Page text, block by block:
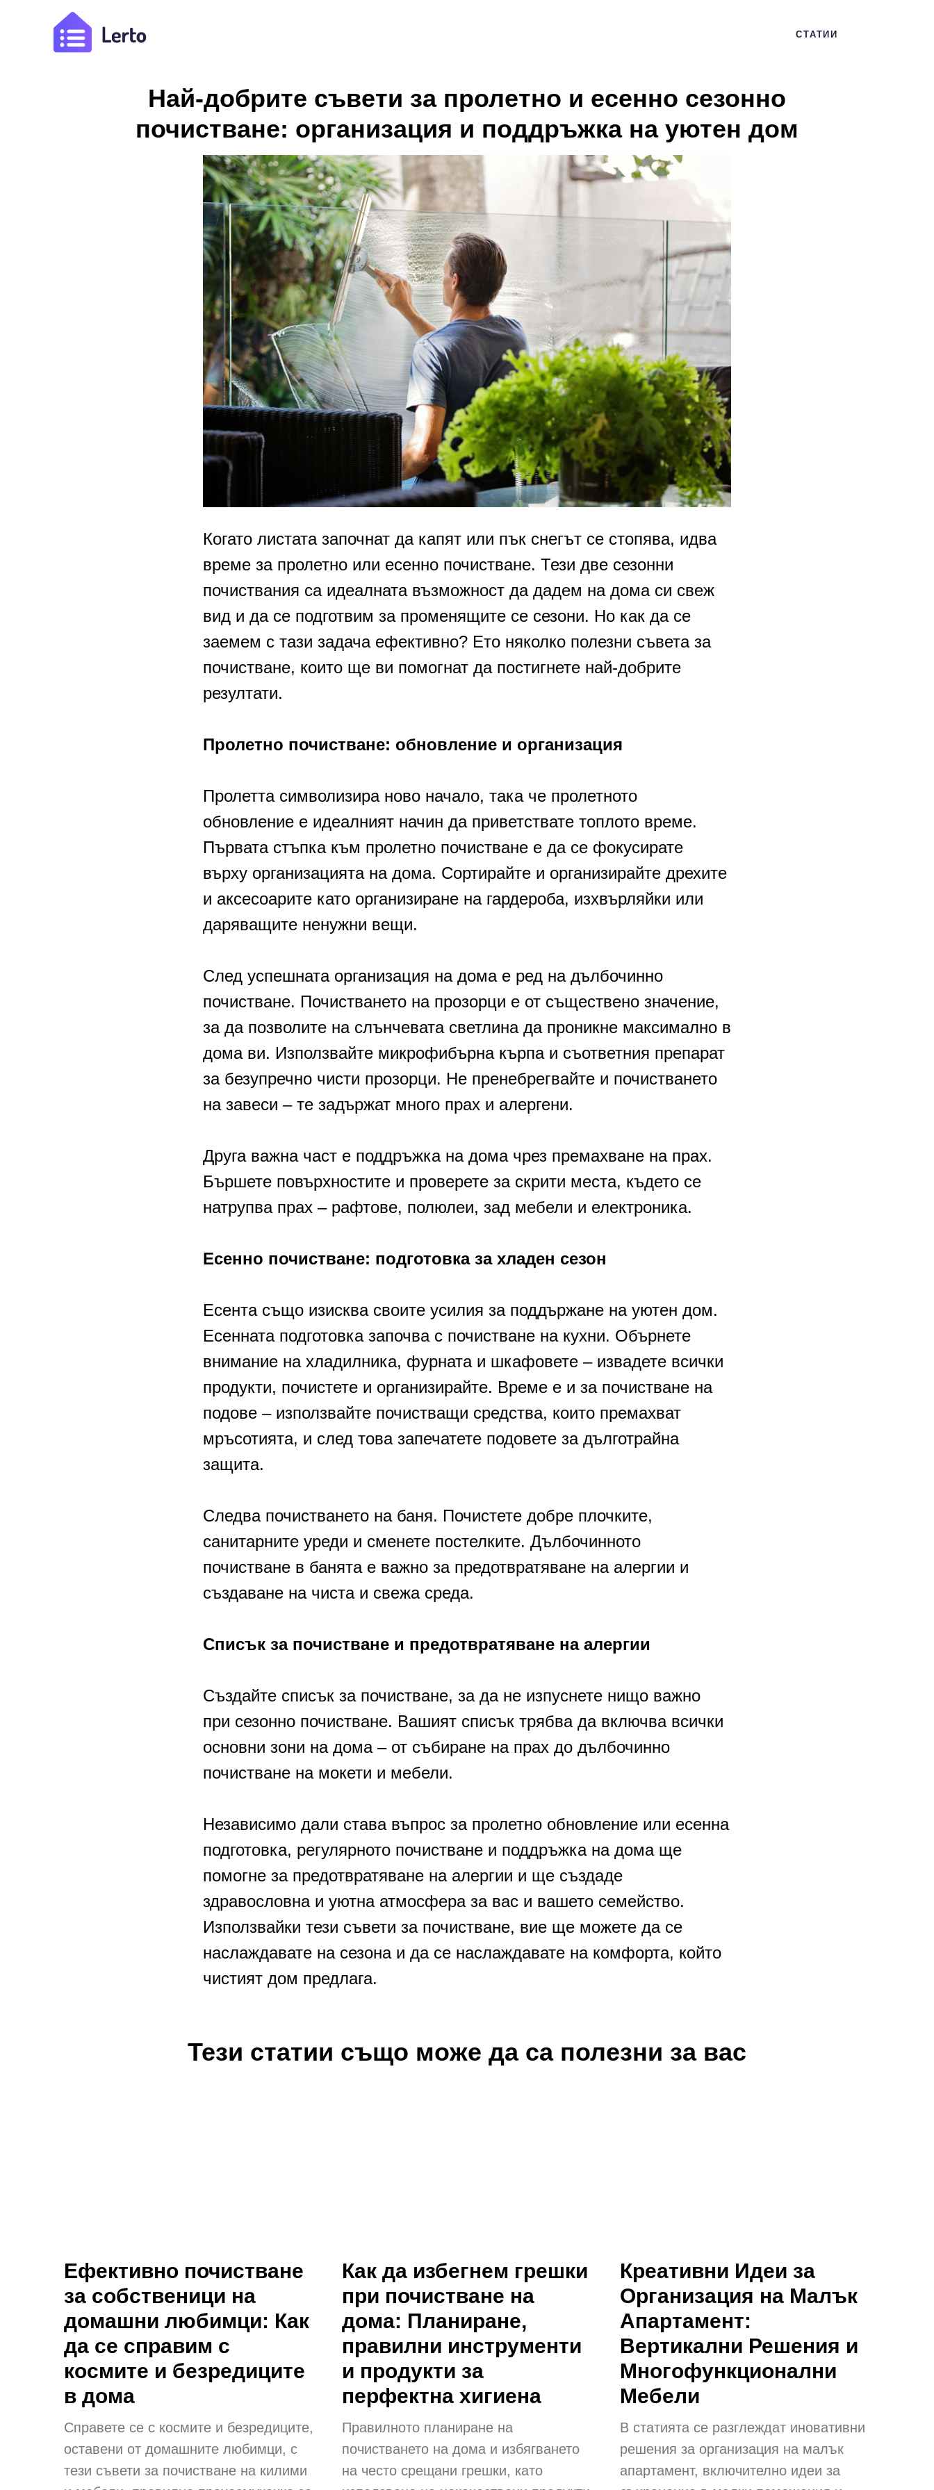
СТАТИИ
Най-добрите съвети за пролетно и есенно сезонно
почистване: организация и поддръжка на уютен дом
Когато листата започнат да капят или пък снегът се стопява, идва
време за пролетно или есенно почистване. Тези две сезонни
почиствания са идеалната възможност да дадем на дома си свеж
вид и да се подготвим за променящите се сезони. Но как да се
заемем с тази задача ефективно? Ето няколко полезни съвета за
почистване, които ще ви помогнат да постигнете най-добрите
резултати.
Пролетно почистване: обновление и организация
Пролетта символизира ново начало, така че пролетното
обновление е идеалният начин да приветствате топлото време.
Първата стъпка към пролетно почистване е да се фокусирате
върху организацията на дома. Сортирайте и организирайте дрехите
и аксесоарите като организиране на гардероба, изхвърляйки или
даряващите ненужни вещи.
След успешната организация на дома е ред на дълбочинно
почистване. Почистването на прозорци е от съществено значение,
за да позволите на слънчевата светлина да проникне максимално в
дома ви. Използвайте микрофибърна кърпа и съответния препарат
за безупречно чисти прозорци. Не пренебрегвайте и почистването
на завеси – те задържат много прах и алергени.
Друга важна част е поддръжка на дома чрез премахване на прах.
Бършете повърхностите и проверете за скрити места, където се
натрупва прах – рафтове, полюлеи, зад мебели и електроника.
Есенно почистване: подготовка за хладен сезон
Есента също изисква своите усилия за поддържане на уютен дом.
Есенната подготовка започва с почистване на кухни. Обърнете
внимание на хладилника, фурната и шкафовете – извадете всички
продукти, почистете и организирайте. Време е и за почистване на
подове – използвайте почистващи средства, които премахват
мръсотията, и след това запечатете подовете за дълготрайна
защита.
Следва почистването на баня. Почистете добре плочките,
санитарните уреди и сменете постелките. Дълбочинното
почистване в банята е важно за предотвратяване на алергии и
създаване на чиста и свежа среда.
Списък за почистване и предотвратяване на алергии
Създайте списък за почистване, за да не изпуснете нищо важно
при сезонно почистване. Вашият списък трябва да включва всички
основни зони на дома – от събиране на прах до дълбочинно
почистване на мокети и мебели.
Независимо дали става въпрос за пролетно обновление или есенна
подготовка, регулярното почистване и поддръжка на дома ще
помогне за предотвратяване на алергии и ще създаде
здравословна и уютна атмосфера за вас и вашето семейство.
Използвайки тези съвети за почистване, вие ще можете да се
наслаждавате на сезона и да се наслаждавате на комфорта, който
чистият дом предлага.
Тези статии също може да са полезни за вас
Ефективно почистване
за собственици на
домашни любимци: Как
да се справим с
космите и безредиците
в дома
Справете се с космите и безредиците,
оставени от домашните любимци, с
тези съвети за почистване на килими
Как да избегнем грешки
при почистване на
дома: Планиране,
правилни инструменти
и продукти за
перфектна хигиена
Правилното планиране на
почистването на дома и избягването
на често срещани грешки, като
Креативни Идеи за
Организация на Малък
Апартамент:
Вертикални Решения и
Многофункционални
Мебели
В статията се разглеждат иновативни
решения за организация на малък
апартамент, включително идеи за